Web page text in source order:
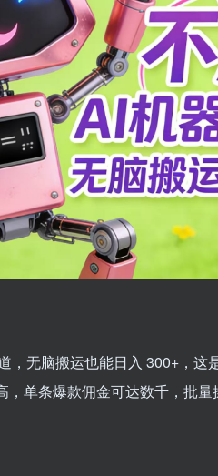
，无脑搬运也能日入 300+，
，单条爆款佣金可达数千，批